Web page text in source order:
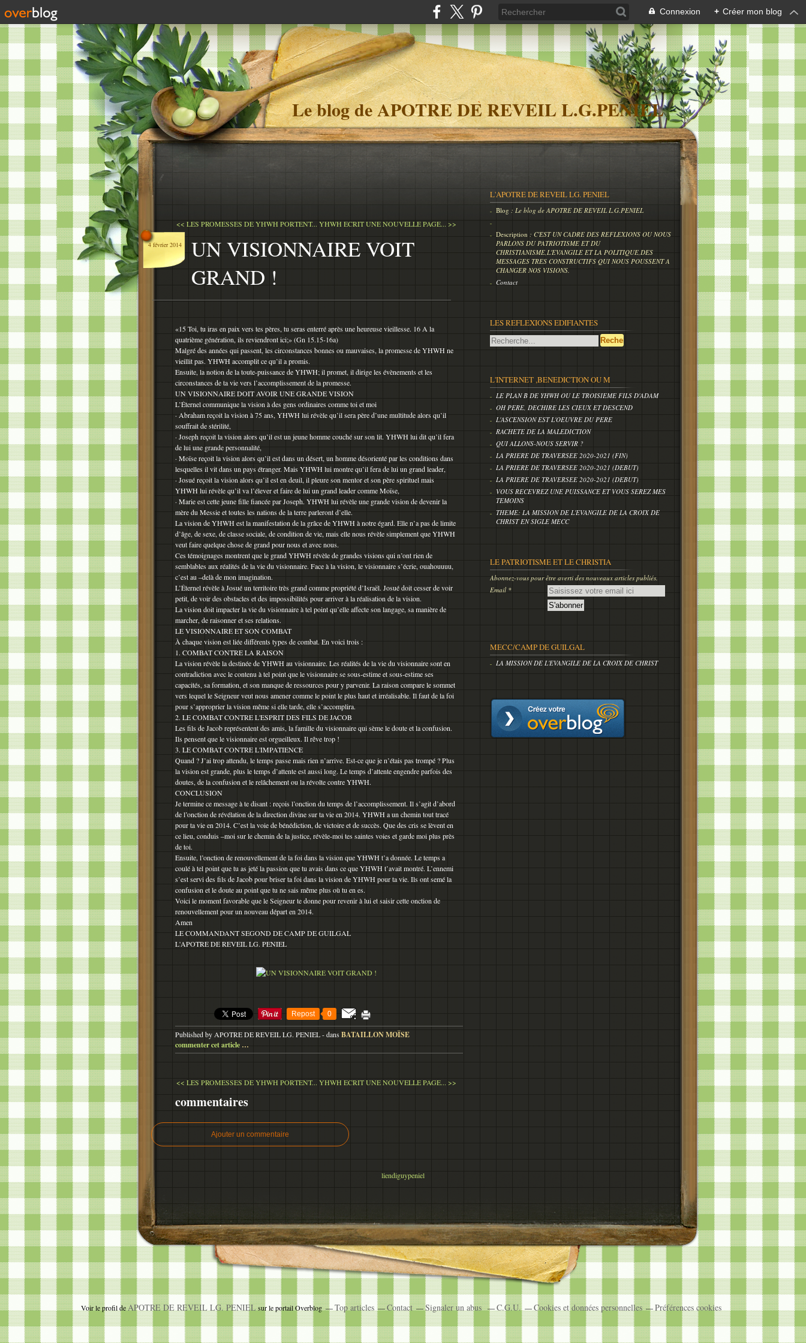
Connexion + Créer mon blog
Le blog de APOTRE DE REVEIL L.G.PENIEL
<< LES PROMESSES DE YHWH PORTENT... YHWH ECRIT UNE NOUVELLE PAGE... >>
4 février 2014
UN VISIONNAIRE VOIT
GRAND !
«15 Toi, tu iras en paix vers tes pères, tu seras enterré après une heureuse vieillesse. 16 A la
quatrième génération, ils reviendront ici;» (Gn 15.15-16a)
Malgré des années qui passent, les circonstances bonnes ou mauvaises, la promesse de YHWH ne
vieillit pas. YHWH accomplit ce qu’il a promis.
Ensuite, la notion de la toute-puissance de YHWH; il promet, il dirige les évènements et les
circonstances de ta vie vers l’accomplissement de la promesse.
UN VISIONNAIRE DOIT AVOIR UNE GRANDE VISION
L’Éternel communique la vision à des gens ordinaires comme toi et moi
· Abraham reçoit la vision à 75 ans, YHWH lui révèle qu’il sera père d’une multitude alors qu’il
souffrait de stérilité,
· Joseph reçoit la vision alors qu’il est un jeune homme couché sur son lit. YHWH lui dit qu’il fera
de lui une grande personnalité,
· Moïse reçoit la vision alors qu’il est dans un désert, un homme désorienté par les conditions dans
lesquelles il vit dans un pays étranger. Mais YHWH lui montre qu’il fera de lui un grand leader,
· Josué reçoit la vision alors qu’il est en deuil, il pleure son mentor et son père spirituel mais
YHWH lui révèle qu’il va l’élever et faire de lui un grand leader comme Moïse,
· Marie est cette jeune fille fiancée par Joseph. YHWH lui révèle une grande vision de devenir la
mère du Messie et toutes les nations de la terre parleront d’elle.
La vision de YHWH est la manifestation de la grâce de YHWH à notre égard. Elle n’a pas de limite
d’âge, de sexe, de classe sociale, de condition de vie, mais elle nous révèle simplement que YHWH
veut faire quelque chose de grand pour nous et avec nous.
Ces témoignages montrent que le grand YHWH révèle de grandes visions qui n’ont rien de
semblables aux réalités de la vie du visionnaire. Face à la vision, le visionnaire s’écrie, ouahouuuu,
c’est au –delà de mon imagination.
L’Éternel révèle à Josué un territoire très grand comme propriété d’Israël. Josué doit cesser de voir
petit, de voir des obstacles et des impossibilités pour arriver à la réalisation de la vision.
La vision doit impacter la vie du visionnaire à tel point qu’elle affecte son langage, sa manière de
marcher, de raisonner et ses relations.
LE VISIONNAIRE ET SON COMBAT
À chaque vision est liée différents types de combat. En voici trois :
1. COMBAT CONTRE LA RAISON
La vision révèle la destinée de YHWH au visionnaire. Les réalités de la vie du visionnaire sont en
contradiction avec le contenu à tel point que le visionnaire se sous-estime et sous-estime ses
capacités, sa formation, et son manque de ressources pour y parvenir. La raison compare le sommet
vers lequel le Seigneur veut nous amener comme le point le plus haut et irréalisable. Il faut de la foi
pour s’approprier la vision même si elle tarde, elle s’accomplira.
2. LE COMBAT CONTRE L'ESPRIT DES FILS DE JACOB
Les fils de Jacob représentent des amis, la famille du visionnaire qui sème le doute et la confusion.
Ils pensent que le visionnaire est orgueilleux. Il rêve trop !
3. LE COMBAT CONTRE L'IMPATIENCE
Quand ? J’ai trop attendu, le temps passe mais rien n’arrive. Est-ce que je n’étais pas trompé ? Plus
la vision est grande, plus le temps d’attente est aussi long. Le temps d’attente engendre parfois des
doutes, de la confusion et le relâchement ou la révolte contre YHWH.
CONCLUSION
Je termine ce message à te disant : reçois l’onction du temps de l’accomplissement. Il s’agit d’abord
de l’onction de révélation de la direction divine sur ta vie en 2014. YHWH a un chemin tout tracé
pour ta vie en 2014. C’est la voie de bénédiction, de victoire et de succès. Que des cris se lèvent en
ce lieu, conduis –moi sur le chemin de la justice, révèle-moi tes saintes voies et garde moi plus près
de toi.
Ensuite, l’onction de renouvellement de la foi dans la vision que YHWH t’a donnée. Le temps a
coulé à tel point que tu as jeté la passion que tu avais dans ce que YHWH t’avait montré. L’ennemi
s’est servi des fils de Jacob pour briser ta foi dans la vision de YHWH pour ta vie. Ils ont semé la
confusion et le doute au point que tu ne sais même plus où tu en es.
Voici le moment favorable que le Seigneur te donne pour revenir à lui et saisir cette onction de
renouvellement pour un nouveau départ en 2014.
Amen
LE COMMANDANT SEGOND DE CAMP DE GUILGAL
L'APOTRE DE REVEIL LG. PENIEL
Repost 0
Published by APOTRE DE REVEIL LG. PENIEL-dans BATAILLON MOÏSE
commenter cet article …
<< LES PROMESSES DE YHWH PORTENT... YHWH ECRIT UNE NOUVELLE PAGE... >>
commentaires
Ajouter un commentaire
L'APOTRE DE REVEIL LG. PENIEL
Blog : Le blog de APOTRE DE REVEIL L.G.PENIEL
Description : C'EST UN CADRE DES REFLEXIONS OU NOUS
PARLONS DU PATRIOTISME ET DU
CHRISTIANISME,L'EVANGILE ET LA POLITIQUE,DES
MESSAGES TRES CONSTRUCTIFS QUI NOUS POUSSENT A
CHANGER NOS VISIONS.
Contact
LES REFLEXIONS EDIFIANTES
L'INTERNET ,BENEDICTION OU M
LE PLAN B DE YHWH OU LE TROISIEME FILS D'ADAM
OH PERE, DECHIRE LES CIEUX ET DESCEND
L'ASCENSION EST L'OEUVRE DU PERE
RACHETE DE LA MALEDICTION
QUI ALLONS-NOUS SERVIR ?
LA PRIERE DE TRAVERSEE 2020-2021 (FIN)
LA PRIERE DE TRAVERSEE 2020-2021 (DEBUT)
LA PRIERE DE TRAVERSEE 2020-2021 (DEBUT)
VOUS RECEVREZ UNE PUISSANCE ET VOUS SEREZ MES
TEMOINS
THEME: LA MISSION DE L'EVANGILE DE LA CROIX DE
CHRIST EN SIGLE MECC
LE PATRIOTISME ET LE CHRISTIA
Abonnez-vous pour être averti des nouveaux articles publiés.
Email
MECC/CAMP DE GUILGAL
LA MISSION DE L'EVANGILE DE LA CROIX DE CHRIST
liendiguypeniel
Voir le profil deAPOTRE DE REVEIL LG. PENIELsur le portail Overblog Top articles Contact Signaler un abus C.G.U. Cookies et données personnelles Préférences cookies